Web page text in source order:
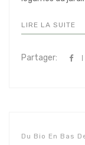
LIRE LA SUITE
Partager:
Du Bio En Bas